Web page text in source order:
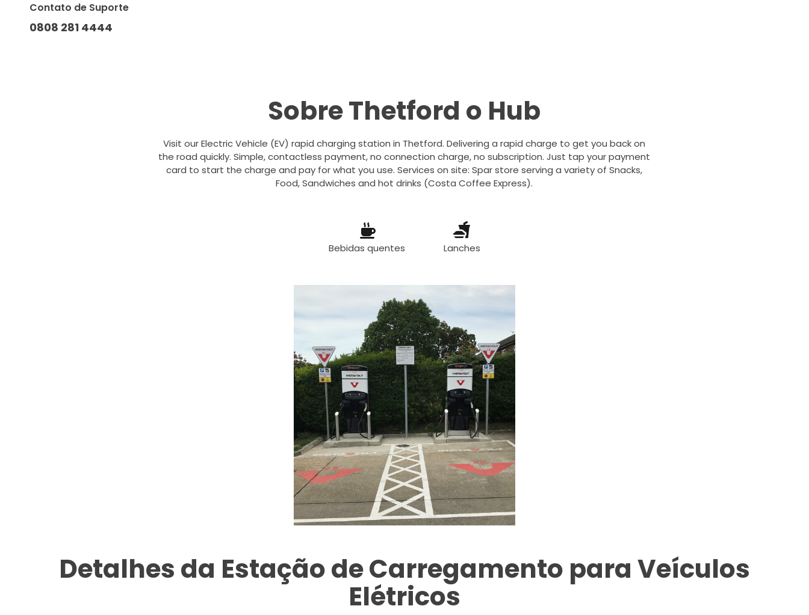
Contato de Suporte
0808 281 4444
Sobre Thetford o Hub
Visit our Electric Vehicle (EV) rapid charging station in Thetford. Delivering a rapid charge to get you back on
the road quickly. Simple, contactless payment, no connection charge, no subscription. Just tap your payment
card to start the charge and pay for what you use. Services on site: Spar store serving a variety of Snacks,
Food, Sandwiches and hot drinks (Costa Coffee Express).
Bebidas quentes Lanches
Detalhes da Estação de Carregamento para Veículos
Elétricos